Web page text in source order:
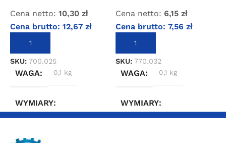
Cena netto: 10,30 zł
Cena brutto: 12,67 zł
DODAJ DO KOSZYKA
SKU: 700.025
WAGA 0,1 kg
WYMIARY
Cena netto: 6,15 zł
Cena brutto: 7,56 zł
DODAJ DO KOSZYKA
SKU: 770.032
WAGA 0,1 kg
WYMIARY